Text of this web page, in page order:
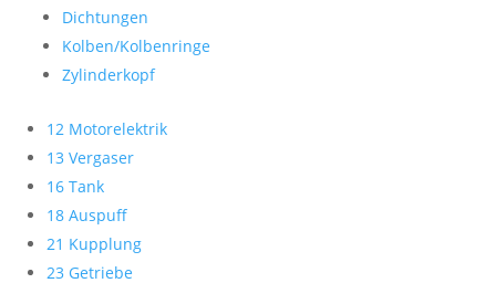
Dichtungen
Kolben/Kolbenringe
Zylinderkopf
12 Motorelektrik
13 Vergaser
16 Tank
18 Auspuff
21 Kupplung
23 Getriebe